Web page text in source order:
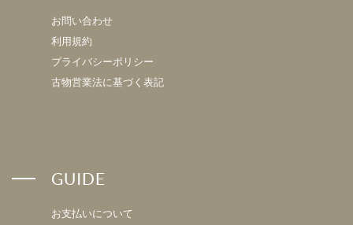
お問い合わせ
利用規約
プライバシーポリシー
古物営業法に基づく表記
GUIDE
お支払いについて